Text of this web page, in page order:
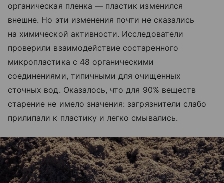
органическая пленка — пластик изменился
внешне. Но эти изменения почти не сказались
на химической активности. Исследователи
проверили взаимодействие состаренного
микропластика с 48 органическими
соединениями, типичными для очищенных
сточных вод. Оказалось, что для 90% веществ
старение не имело значения: загрязнители слабо
прилипали к пластику и легко смывались.